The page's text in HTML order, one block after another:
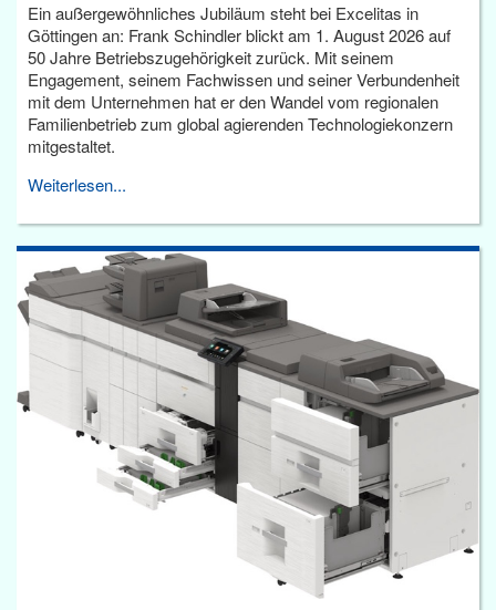
Ein außergewöhnliches Jubiläum steht bei Excelitas in
Göttingen an: Frank Schindler blickt am 1. August 2026 auf
50 Jahre Betriebszugehörigkeit zurück. Mit seinem
Engagement, seinem Fachwissen und seiner Verbundenheit
mit dem Unternehmen hat er den Wandel vom regionalen
Familienbetrieb zum global agierenden Technologiekonzern
mitgestaltet.
Weiterlesen...